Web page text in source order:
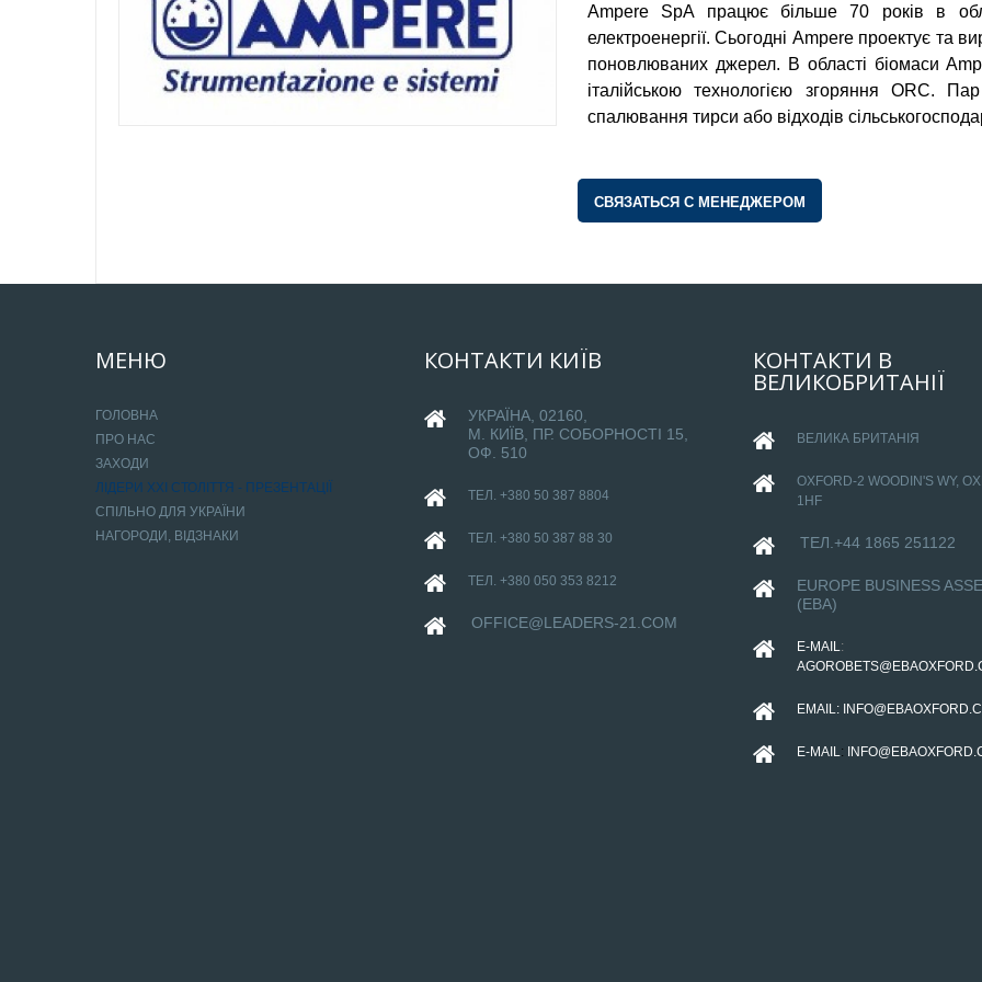
В ЧАС ПІК
UA НОВИНИ
НОВИНИ Ю ІНФО
NEW FORMAT
КАНАЛ КИЇВ. NEWSROOM
MILLENIUM CLUB
ТЕТЯНА ПУТІНЦЕВА
ВІТЧИЗНИ“
МЕДИЧНИЙ ЦЕНТР
ПОДІЛЬСЬКИЙ
ВШАНОВАНА
НАГОРОДОЮ “ЛІДЕР
Ampere SpA працює більше 70 років в
електроенергії. Сьогодні Ampere проектує та
поновлюваних джерел. В області біомаси
італійською технологією згоряння ORC.
спалювання тирси або відходів
СВЯЗАТЬСЯ С МЕНЕДЖЕРОМ
МЕНЮ
ГОЛОВНА
ПРО НАС
ЗАХОДИ
ЛІДЕРИ ХХІ СТОЛІТТЯ - ПРЕЗЕНТАЦІЇ
СПІЛЬНО ДЛЯ УКРАЇНИ
НАГОРОДИ, ВІДЗНАКИ
КОНТАКТИ КИЇВ
УКРАЇНА, 02160,
М. КИЇВ, ПР. СОБОРНОСТІ 15,
ОФ. 510
ТЕЛ. +380 50 387 8804
ТЕЛ. +380 50 387 88 30
ТЕЛ. +380 050 353 8212
OFFICE@LEADERS-21.COM
КОНТАКТИ В
ВЕЛИКОБРИТАНІЇ
ВЕЛИКА БРИТАНІЯ
OXFORD-2 WOODIN'S WY,
1HF
ТЕЛ.+44 1865 251122
EUROPE BUSINESS
(EBA)
E-MAIL:
EMAIL:
E-MAIL: